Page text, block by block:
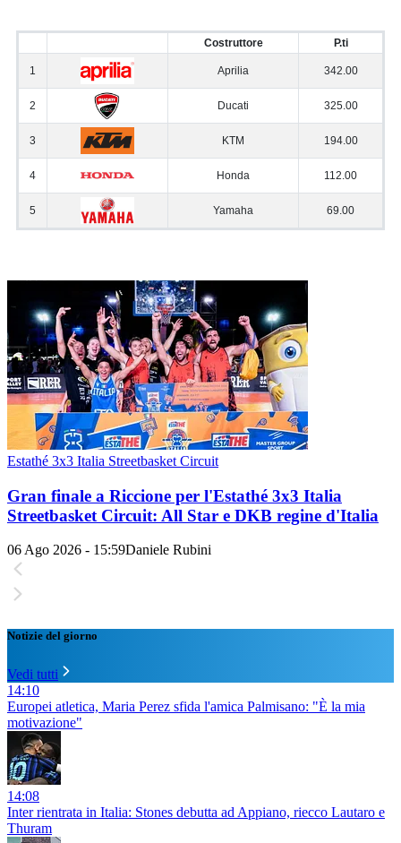
Estathé 3x3 Italia Streetbasket Circuit
Gran finale a Riccione per l'Estathé 3x3 Italia
Streetbasket Circuit: All Star e DKB regine d'Italia
06 Ago 2026 - 15:59Daniele Rubini
Notizie del giorno
Vedi tutti
14:10
Europei atletica, Maria Perez sfida l'amica Palmisano: "È la mia
motivazione"
14:08
Inter rientrata in Italia: Stones debutta ad Appiano, riecco Lautaro e
Thuram